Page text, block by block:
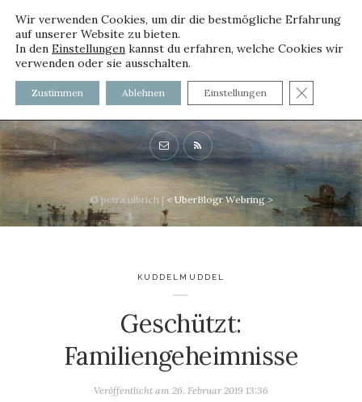
voller worte - mit und ohne
Innenfutter
© petra ulbrich | < UberBlogr Webring >
KUDDELMUDDEL
Geschützt:
Familiengeheimnisse
Veröffentlicht am 26. Februar 2019 13:36
Wir verwenden Cookies, um dir die bestmögliche Erfahrung
auf unserer Website zu bieten.
In den Einstellungen kannst du erfahren, welche Cookies wir
verwenden oder sie ausschalten.
Zustimmen Ablehnen Einstellungen GDPR